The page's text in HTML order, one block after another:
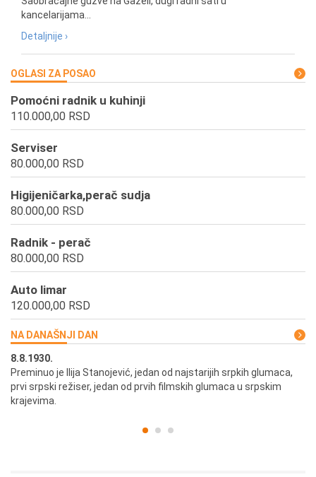
kancelarijama...
Detaljnije ›
OGLASI ZA POSAO
Pomoćni radnik u kuhinji
110.000,00 RSD
Serviser
80.000,00 RSD
Higijeničarka,perač sudja
80.000,00 RSD
Radnik - perač
80.000,00 RSD
Auto limar
120.000,00 RSD
NA DANAŠNJI DAN
8.8.1930.
Preminuo je Ilija Stanojević, jedan od najstarijih srpkih glumaca,
prvi srpski režiser, jedan od prvih filmskih glumaca u srpskim
krajevima.